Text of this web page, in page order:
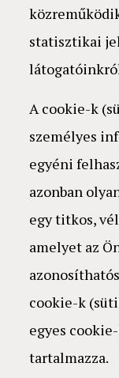
statisztikai
A cookie-k
személyes
egyéni
azonban
egy titkos,
amelyet az
cookie-k
egyes
tartalmazza.